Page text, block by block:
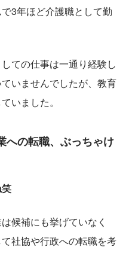
3年ほど介護職として勤
ての仕事は一通り経験し
いませんでしたが、教育
いました。
への転職、ぶっちゃけ
候補にも挙げていなく
社協や行政への転職を考